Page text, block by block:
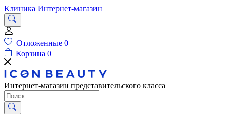
Клиника Интернет-магазин
Отложенные 0
Корзина 0
Интернет-магазин представительского класса